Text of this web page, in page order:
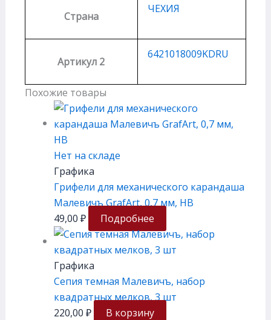
Страна
ЧЕХИЯ
Артикул 2
6421018009KDRU
Похожие товары
Нет на складе
Графика
Грифели для механического карандаша
Малевичъ GrafArt, 0,7 мм, HB
49,00 ₽ Подробнее
Графика
Сепия темная Малевичъ, набор
квадратных мелков, 3 шт
220,00 ₽
В корзину